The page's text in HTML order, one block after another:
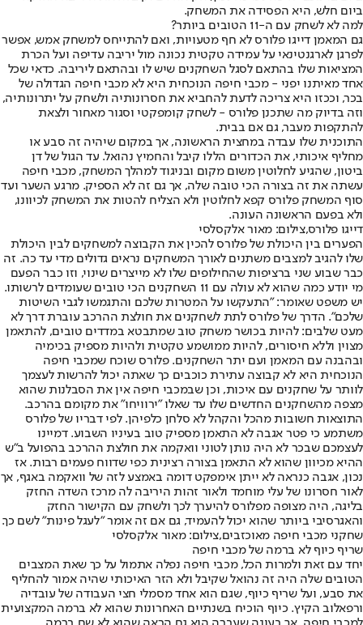
ביום חלש, היא הפסידה את המשחק.
למה לא לשחק עם ה-11 הטובים ביותר?
גם המאמן דייגו פלורס לא חף מטעויות, ואם להתייחס למשחק אמש, אפשר
לפרגן לארגנטינאי על עמידה טקטית נכונה מול יריבה עדיפה ועל הכרת
המציאות שלו בהתאם לסגל השחקנים שיש לו ובהתאם ליריבה. כדאי שכל
אחד מאיתנו יפני - מכבי חיפה הנוכחית היא לא מכבי חיפה הגדולה של
בכר, וככזו היא צריכה לדעת להחביא את חסרונותיה ולשחק על יתרונותיה,
וזה בדיוק מה שתכנן פלורס - לשחק קומפקטי וסגור מאחור ולצאת
להתקפות מעבר, גם אם בבית.
התוכנית שלו עבדה במחצית הראשונה, אך במקום שיהיה זה סבע או
מחליף איכותי, את הכדורים הללו קיבל והחמיץ נהואל. עד הגול של דן
ביטון, שהגיע לחלוטין משום מקום ובניגוד למהלך המשחק, מכבי חיפה
עשתה את זה בצורה הכי טובה שלה, אך גם זה לא הספיק. מרגע השער ועד
סוף המשחק פלורס קפא לחלוטין ולא הצליח להטות את המשחק לכיוונו,
ולא בפעם הראשונה העונה.
דייגו פלורס,צילום: מאור אלקסלסי
הפערים בין היכולת של פלורס להכין את הקבוצה למשחקים לבין היכולת
שלו להגיב למצבים משתנים לאורך המשחקים נראים גדולים מדי עד כה. זה
כבר שבוע שני ברציפות שהחילופים שלו לא מייצרים שינוי, וזו כבר הפעם
מי יודע כמה שהוא לא עולה עם 11 השחקנים הכי טובים שעומדים לרשותו.
יש משפט שאומר: "התעקשו על המטרות שלכם והתגמשו לגבי השיטות
שלכם". הדרך של פלורס לתת לשחקנים את חולצת ההרכב עוברת דרך לא
מעט שלבים: להיות בכושר משחק טוב שמתבטא במדדים טובים, להתאמן
מצוין וללא חיסורים, להיות ממושמע טקטית ולהיות מספיק בכימיה
ובהבנה עם המאמן ועם יתר השחקנים. פלורס שוכח שמכבי חיפה
הנוכחית היא לא קבוצה עתירת כוכבים כך שאתה יכול להרשות לעצמך
לוותר על שחקנים עם איכות, וכן שבמכבי חיפה אין את הסבלנות שהוא
מצפה מהשחקנים החדשים שלו עד שאלו "ירוויחו" את מקומם בהרכב.
התוצאות חשובות מהכל והקהל לא סלחן כלפיהן. לפי דבריו של פלורס
משתמע כי פטר אגבה לא התאמן מספיק טוב בעיניו השבוע. דמיינו
לעצמכם שבכר לא היה נותן לטוני וואקמה את חולצת ההרכב בהפועל ב"ש
ההיא מכיוון שהוא לא התאמן בצורה רצינית כפי שדווח פעמים רבות. אז
נכון, אגבה כנראה לא ייתן אימפקט דומה באמצע לזה של וואקמה באגף, אך
לאור חסרונו של עלי מוחמד ולאור זהות היריבה לה מרכז השדה החזק
בליגה, היה מצופה מפלורס להיערך לכך ולשחק עם הקישור החזק
והאגרסיבי ביותר שהוא יכול להעמיד, גם אם זה אומר "לעגל פינות" לשם כך.
שחקני מכבי חיפה מאוכזבים,צילום: מאור אלקסלסי
שריף כיוף לא ברמה של מכבי חיפה
יחד עם זאת ולמרות הכל, מכבי חיפה נפלה אתמול על כך שאת המצבים
הטובים שלה היה זה נהואל שקיבל ולא הזר האיכותי שהיה אמור להחליף
את סבע, ועל שריף כיוף, שגם הוא אחד מסמלי חצי העבודה של עובדיה
ורפאלוב הקיץ. כיוף הוכיח בשנתיים האחרונות שהוא לא ברמה המקצועית